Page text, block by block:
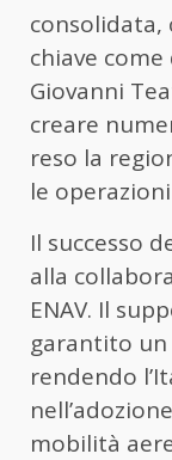
chiave come
Giovanni
creare
reso la
le
Il successo
alla
ENAV. Il
garantito
rendendo
mobilità